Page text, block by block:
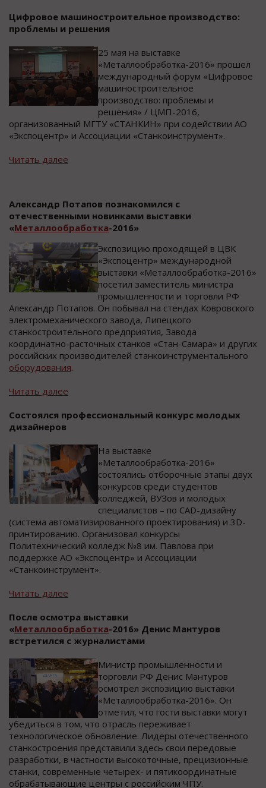
Цифровое машиностроительное производство:
проблемы и решения
25 мая на выставке
«Металлообработка-2016» прошел
международный форум «Цифровое
машиностроительное
производство: проблемы и
решения» / ЦМП-2016,
организованный МГТУ «СТАНКИН» при содействии АО
«Экспоцентр» и Ассоциации «Станкоинструмент».
Читать далее
Александр Потапов познакомился с
отечественными новинками выставки
«Металлообработка-2016»
Экспозицию проходящей в ЦВК
«Экспоцентр» международной
выставки «Металлообработка-2016»
посетил заместитель министра
промышленности и торговли РФ
Александр Потапов. Он побывал на стендах Ковровского
электромеханического завода, Липецкого
станкостроительного предприятия, Завода
координатно-расточных станков «Стан-Самара» и других
российских производителей станкоинструментального
оборудования.
Читать далее
Состоялся профессиональный конкурс молодых
дизайнеров
На выставке
«Металлообработка-2016»
состоялись отборочные этапы двух
конкурсов среди студентов
колледжей, ВУЗов и молодых
специалистов – по CAD-дизайну
(система автоматизированного проектирования) и 3D-
принтированию. Организовал конкурсы
Политехнический колледж №8 им. Павлова при
поддержке АО «Экспоцентр» и Ассоциации
«Станкоинструмент».
Читать далее
После осмотра выставки
«Металлообработка-2016» Денис Мантуров
встретился с журналистами
Министр промышленности и
торговли РФ Денис Мантуров
осмотрел экспозицию выставки
«Металлообработка-2016». Он
отметил, что гости выставки могут
убедиться в том, что отрасль переживает
технологическое обновление. Лидеры отечественного
станкостроения представили здесь свои передовые
разработки, в частности высокоточные, прецизионные
станки, современные четырех- и пятикоординатные
обрабатывающие центры с российским ЧПУ.